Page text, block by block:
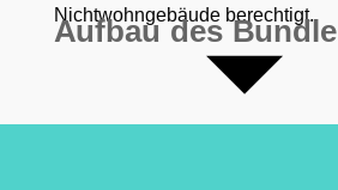
Nichtwohngebäude berechtigt.
Aufbau des Bundle